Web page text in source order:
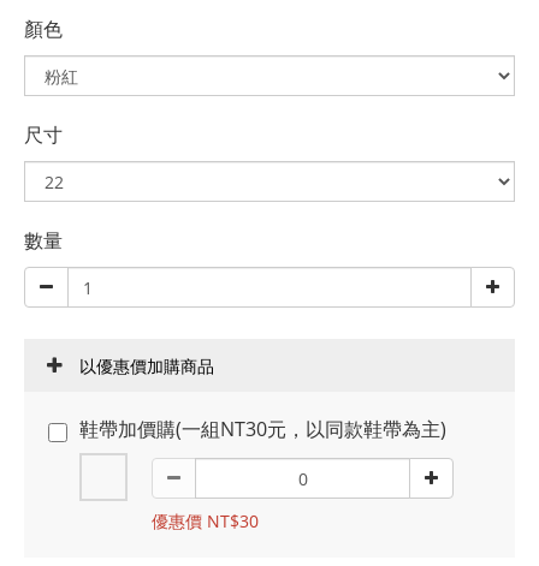
顏色
尺寸
數量
以優惠價加購商品
鞋帶加價購(一組NT30元，以同款鞋帶為主)
優惠價 NT$30